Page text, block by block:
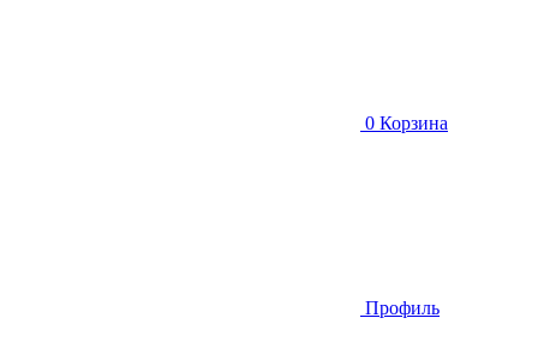
0 Корзина
Профиль